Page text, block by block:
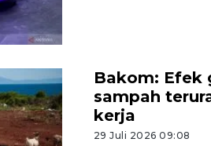
Bakom: Efek
sampah
kerja
29 Juli 2026 09:08